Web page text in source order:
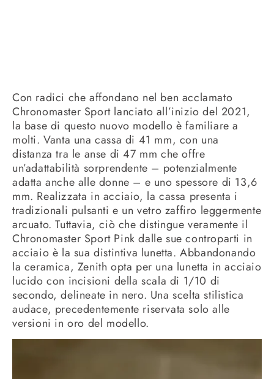
Con radici che affondano nel ben acclamato
Chronomaster Sport lanciato all’inizio del 2021,
la base di questo nuovo modello è familiare a
molti. Vanta una cassa di 41 mm, con una
distanza tra le anse di 47 mm che offre
un’adattabilità sorprendente – potenzialmente
adatta anche alle donne – e uno spessore di 13,6
mm. Realizzata in acciaio, la cassa presenta i
tradizionali pulsanti e un vetro zaffiro leggermente
arcuato. Tuttavia, ciò che distingue veramente il
Chronomaster Sport Pink dalle sue controparti in
acciaio è la sua distintiva lunetta. Abbandonando
la ceramica, Zenith opta per una lunetta in acciaio
lucido con incisioni della scala di 1/10 di
secondo, delineate in nero. Una scelta stilistica
audace, precedentemente riservata solo alle
versioni in oro del modello.